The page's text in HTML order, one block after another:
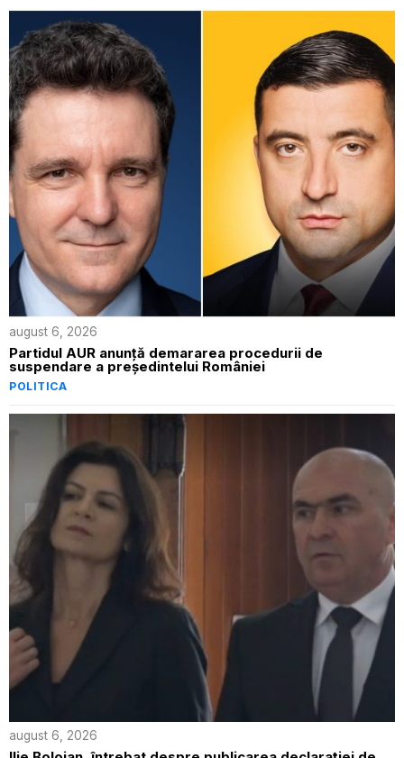
august 6, 2026
Partidul AUR anunță demararea procedurii de
suspendare a președintelui României
POLITICA
august 6, 2026